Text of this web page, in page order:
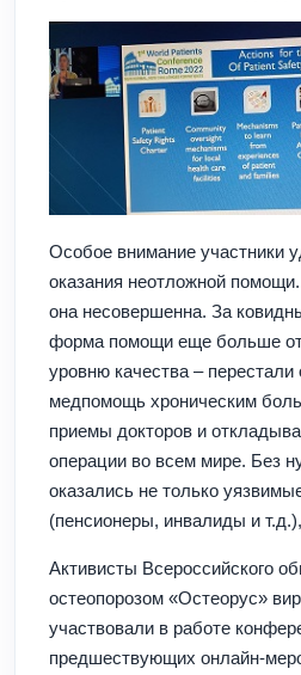
Особое внимание участники
оказания неотложной
она несовершенна. За
форма помощи еще больше
уровню качества – перестали
медпомощь хроническим
приемы докторов и
операции во всем мире. Без
оказались не только
(пенсионеры, инвалиды и
Активисты Всероссийского
остеопорозом «Остеорус»
участвовали в работе
предшествующих онлайн-